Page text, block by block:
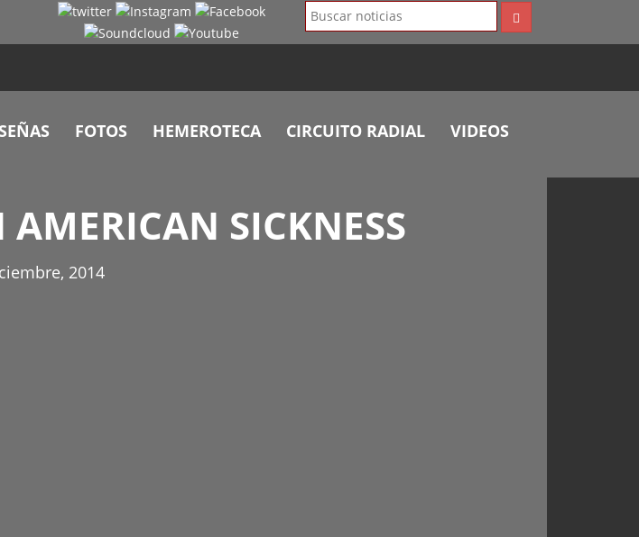
FOTOS HEMEROTECA CIRCUITO RADIAL VIDEOS
AMERICAN SICKNESS
2014